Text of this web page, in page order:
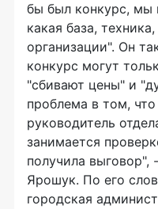
бы был конкурс, мы
какая база,
организации". Он
конкурс могут
"сбивают цены" и
проблема в том,
руководитель
занимается
получила
Ярошук. По его
городская